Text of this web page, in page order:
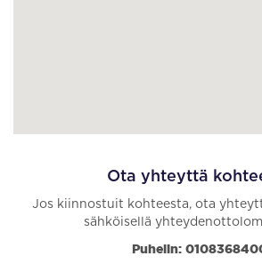
Ota yhteyttä
Jos kiinnostuit kohteesta, ota
sähköisellä
Puhelin: